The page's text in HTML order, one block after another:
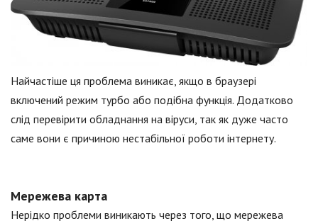
Найчастіше ця проблема виникає, якщо в браузері
включений режим турбо або подібна функція. Додатково
слід перевірити обладнання на віруси, так як дуже часто
саме вони є причиною нестабільної роботи інтернету.
Мережева карта
Нерідко проблеми виникають через того, що мережева